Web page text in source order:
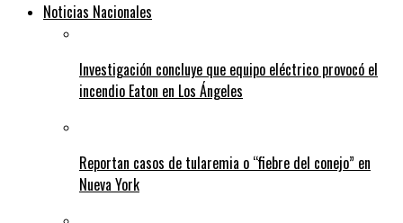
Noticias Nacionales
Investigación concluye que equipo eléctrico provocó el
incendio Eaton en Los Ángeles
Reportan casos de tularemia o “fiebre del conejo” en
Nueva York